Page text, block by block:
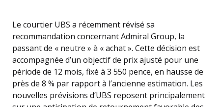
Le courtier UBS a récemment révisé sa
recommandation concernant Admiral Group, la
passant de « neutre » à « achat ». Cette décision est
accompagnée d’un objectif de prix ajusté pour une
période de 12 mois, fixé à 3 550 pence, en hausse de
près de 8 % par rapport à l’ancienne estimation. Les
nouvelles prévisions d’UBS reposent principalement